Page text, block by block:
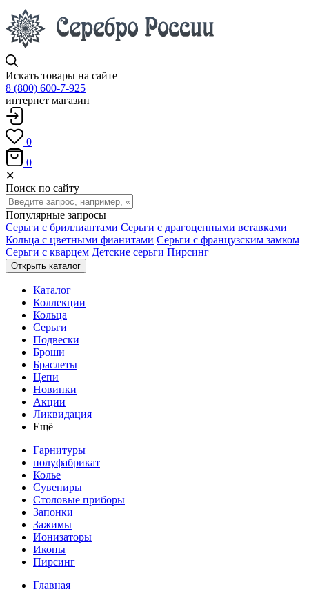
Искать товары на сайте
8 (800) 600-7-925
интернет магазин
0
0
✕
Поиск по сайту
Популярные запросы
Серьги с бриллиантами Серьги с драгоценными вставками
Кольца с цветными фианитами Серьги с французским замком
Серьги с кварцем Детские серьги Пирсинг
Открыть каталог
Каталог
Коллекции
Кольца
Серьги
Подвески
Броши
Браслеты
Цепи
Новинки
Акции
Ликвидация
Ещё
Гарнитуры
полуфабрикат
Колье
Сувениры
Столовые приборы
Запонки
Зажимы
Ионизаторы
Иконы
Пирсинг
Главная